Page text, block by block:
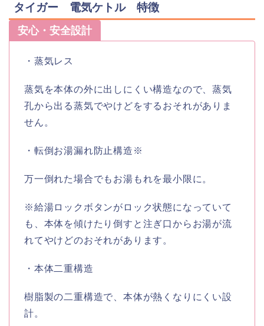
タイガー 電気ケトル 特徴
安心・安全設計
・蒸気レス
蒸気を本体の外に出しにくい構造なので、蒸気
孔から出る蒸気でやけどをするおそれがありま
せん。
・転倒お湯漏れ防止構造※
万一倒れた場合でもお湯もれを最小限に。
※給湯ロックボタンがロック状態になっていて
も、本体を傾けたり倒すと注ぎ口からお湯が流
れてやけどのおそれがあります。
・本体二重構造
樹脂製の二重構造で、本体が熱くなりにくい設
計。